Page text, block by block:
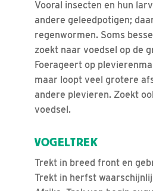
Vooral insecten en hun
andere geleedpotigen;
regenwormen. Soms
zoekt naar voedsel op de
Foerageert op
maar loopt veel grotere
andere plevieren. Zoekt
voedsel.
VOGELTREK
Trekt in breed front en
Trekt in herfst